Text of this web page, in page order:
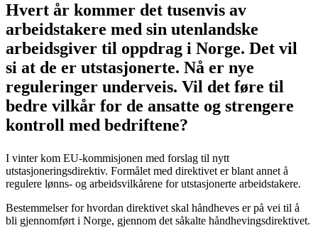
Hvert år kommer det tusenvis av
arbeidstakere med sin utenlandske
arbeidsgiver til oppdrag i Norge. Det vil
si at de er utstasjonerte. Nå er nye
reguleringer underveis. Vil det føre til
bedre vilkår for de ansatte og strengere
kontroll med bedriftene?
I vinter kom EU-kommisjonen med forslag til nytt
utstasjoneringsdirektiv. Formålet med direktivet er blant annet å
regulere lønns- og arbeidsvilkårene for utstasjonerte arbeidstakere.
Bestemmelser for hvordan direktivet skal håndheves er på vei til å
bli gjennomført i Norge, gjennom det såkalte håndhevingsdirektivet.